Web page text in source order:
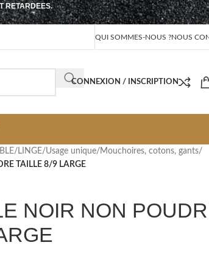
RETARDEES.
QUI SOMMES-NOUS ?NOUS
CONNEXION / INSCRIPTION
LINGE/Usage unique/ Mouchoires, cotons, gants/
TAILLE 8/9 LARGE
NOIR NON